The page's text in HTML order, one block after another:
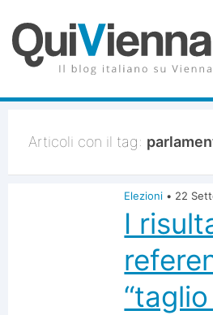
Articoli con il tag:
Elezioni • 22
I